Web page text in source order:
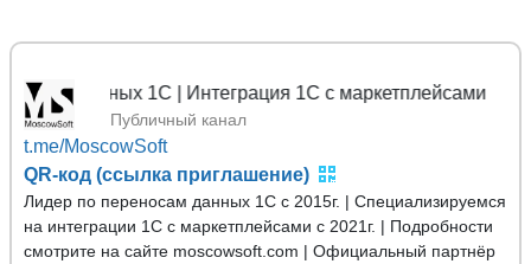
1С | Интеграция 1С с маркетплейсами
Публичный канал
t.me/MoscowSoft
QR-код (ссылка приглашение)
Лидер по переносам данных 1С с 2015г. | Специализируемся
на интеграции 1С с маркетплейсами с 2021г. | Подробности
смотрите на сайте moscowsoft.com | Официальный партнёр